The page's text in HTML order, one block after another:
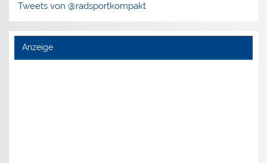
Tweets von @radsportkompakt
Anzeige